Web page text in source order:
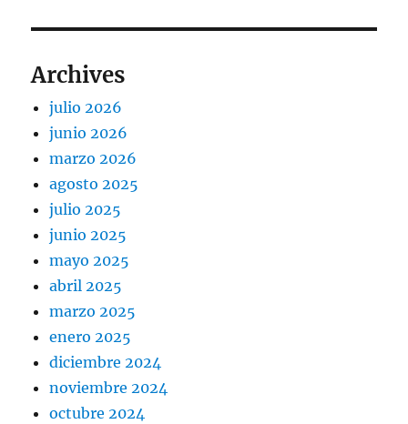
Archives
julio 2026
junio 2026
marzo 2026
agosto 2025
julio 2025
junio 2025
mayo 2025
abril 2025
marzo 2025
enero 2025
diciembre 2024
noviembre 2024
octubre 2024